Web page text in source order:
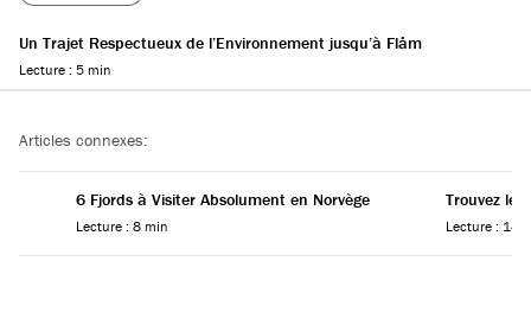
Un Trajet Respectueux de l’Environnement jusqu’à Flåm
Lecture : 5 min
Articles connexes:
6 Fjords à Visiter Absolument en Norvège
Lecture : 8 min
Trouvez le
Lecture : 14